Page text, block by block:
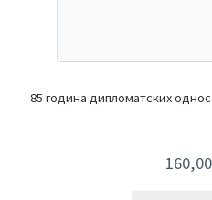
85 година дипломатских
160,00